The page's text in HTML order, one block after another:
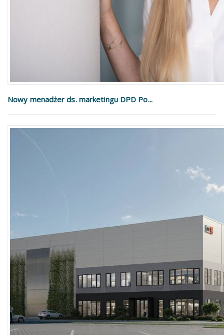
Nowy menadżer ds. marketingu DPD Po...